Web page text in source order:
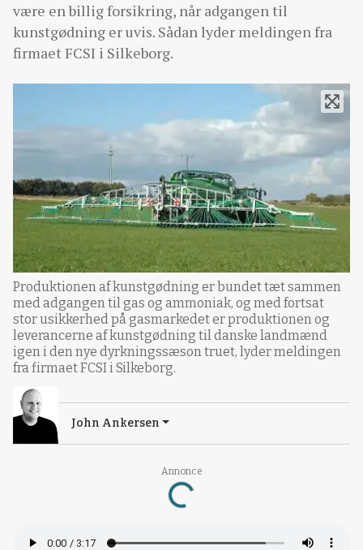
Annonce
Loading...
være en billig forsikring, når adgangen til
kunstgødning er uvis. Sådan lyder meldingen fra
firmaet FCSI i Silkeborg.
Produktionen af kunstgødning er bundet tæt sammen
med adgangen til gas og ammoniak, og med fortsat
stor usikkerhed på gasmarkedet er produktionen og
leverancerne af kunstgødning til danske landmænd
igen i den nye dyrkningssæson truet, lyder meldingen
fra firmaet FCSI i Silkeborg.
John Ankersen